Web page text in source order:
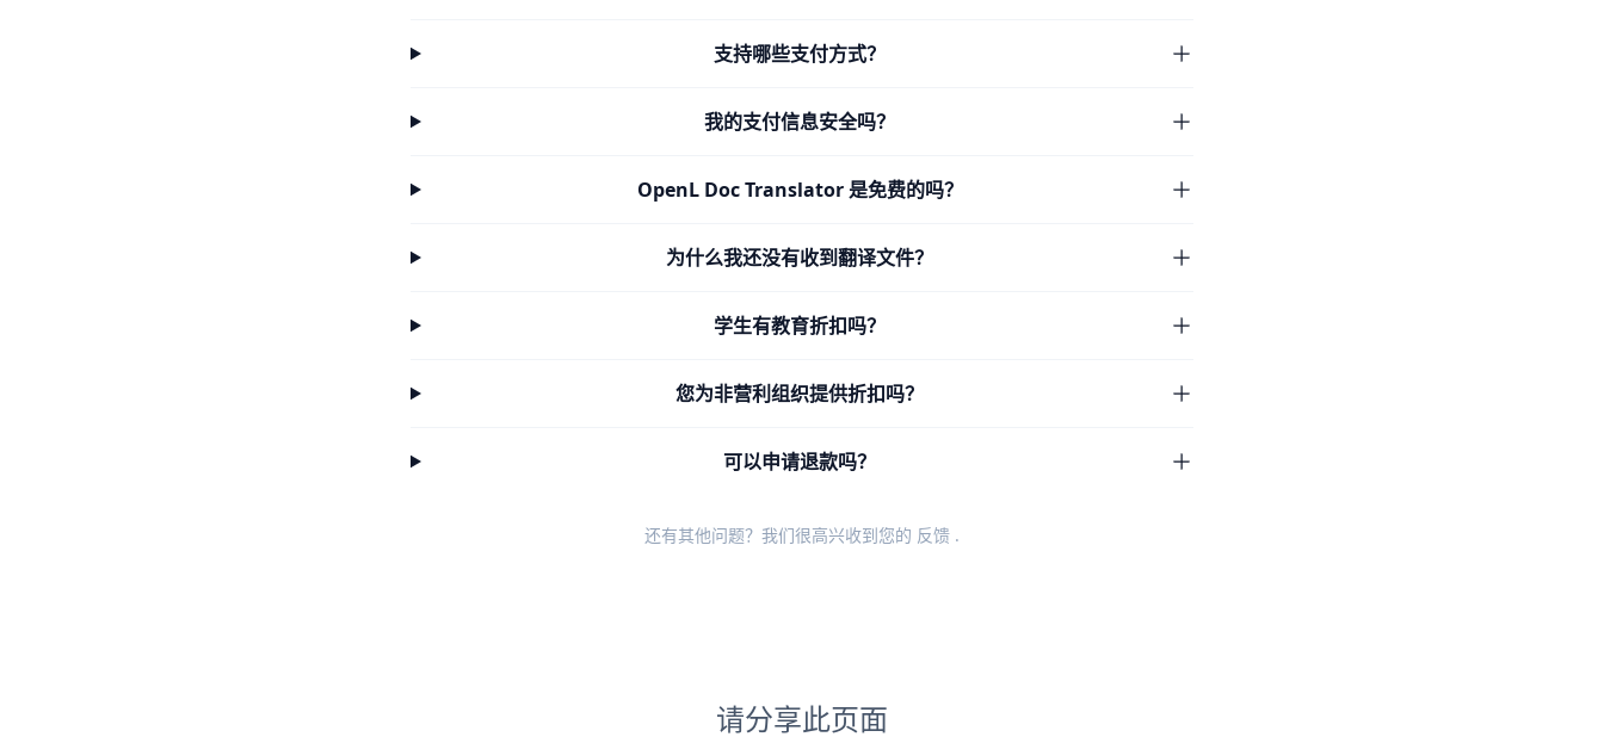
支持哪些支付方式？
我的支付信息安全吗？
OpenL Doc Translator 是免费的吗？
为什么我还没有收到翻译文件？
学生有教育折扣吗？
您为非营利组织提供折扣吗？
可以申请退款吗？
还有其他问题？我们很高兴收到您的 反馈 .
请分享此页面